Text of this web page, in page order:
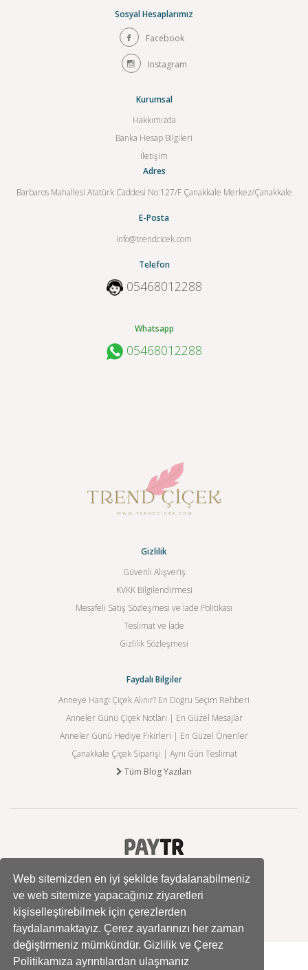
Web sitemizden en iyi şekilde faydalanabilmeniz
ve web sitemize yapacağınız ziyaretleri
kişiselleştirebilmek için çerezlerden
faydalanmaktayız. Çerez ayarlarınızı her zaman
değiştirmeniz mümkündür. Gizlilik ve Çerez
Politikamıza ayrıntılardan ulaşmanız
Sosyal Hesaplarımız
Facebook
Instagram
Kurumsal
Hakkımızda
Banka Hesap Bilgileri
İletişim
Adres
Barbaros Mahallesi Atatürk Caddesi No:127/F Çanakkale Merkez/Çanakkale
E-Posta
info@trendcicek.com
Telefon
05468012288
Whatsapp
05468012288
Gizlilik
Güvenli Alışveriş
KVKK Bilgilendirmesi
Mesafeli Satış Sözleşmesi ve İade Politikası
Teslimat ve İade
Gizlilik Sözleşmesi
Faydalı Bilgiler
Anneye Hangi Çiçek Alınır? En Doğru Seçim Rehberi
Anneler Günü Çiçek Notları | En Güzel Mesajlar
Anneler Günü Hediye Fikirleri | En Güzel Öneriler
Çanakkale Çiçek Siparişi | Aynı Gün Teslimat
Tüm Blog Yazıları